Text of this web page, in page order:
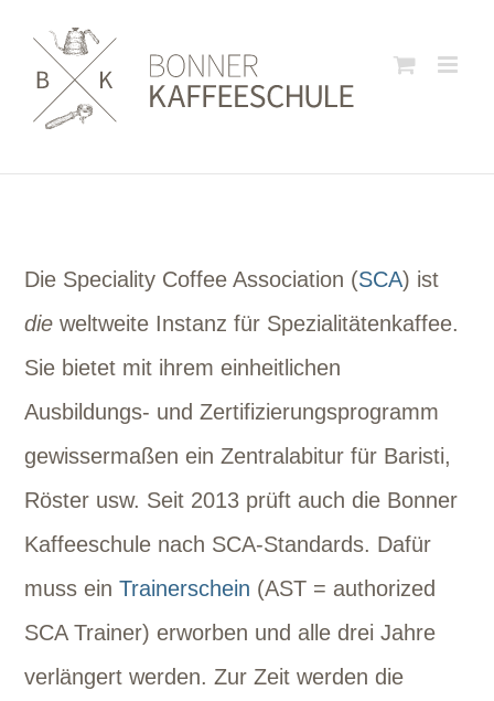
Inhalt
springen
Die Speciality Coffee Association (SCA) ist
die weltweite Instanz für Spezialitätenkaffee.
Sie bietet mit ihrem einheitlichen
Ausbildungs- und Zertifizierungsprogramm
gewissermaßen ein Zentralabitur für Baristi,
Röster usw. Seit 2013 prüft auch die Bonner
Kaffeeschule nach SCA-Standards. Dafür
muss einTrainerschein (AST = authorized
SCA Trainer) erworben und alle drei Jahre
verlängert werden. Zur Zeit werden die